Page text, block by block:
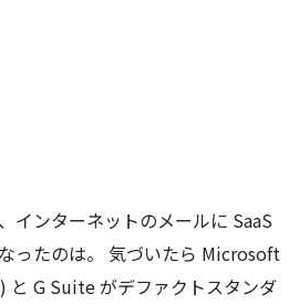
インターネットのメールに SaaS
ったのは。 気づいたら Microsoft
と G Suite がデファクトスタンダ